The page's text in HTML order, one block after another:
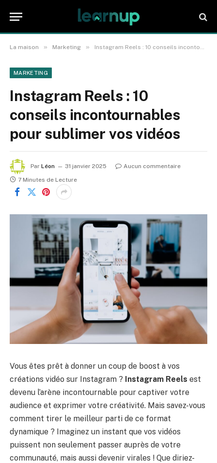
La maison » Marketing » Instagram Reels : 10 conseils incontournables pour sublimer vos vidéos
MARKETING
Instagram Reels : 10
conseils incontournables
pour sublimer vos vidéos
Par Léon 31 janvier 2025
Aucun commentaire
7 Minutes de Lecture
Vous êtes prêt à donner un coup de boost à vos
créations vidéo sur Instagram ? Instagram Reels est
devenu l’arène incontournable pour captiver votre
audience et exprimer votre créativité. Mais savez-vous
comment tirer le meilleur parti de ce format
dynamique ? Imaginez un instant que vos vidéos
puissent non seulement passer auprès de votre
communauté, mais aussi devenir virales ! Que diriez-